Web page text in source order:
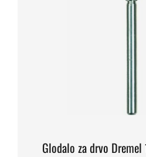
Glodalo za drvo